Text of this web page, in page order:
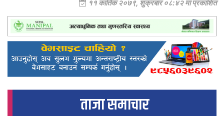
११ कार्तिक २०७९, शुक्रबार ०८:४२ मा प्रकाशित
ताजा समाचार